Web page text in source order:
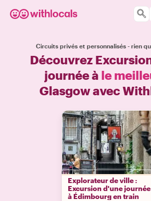
Circuits privés et personnalisés - rien
Découvrez
journée à le
Glasgow avec
Explorateur de ville :
Excursion d'une journée
à Édimbourg en train